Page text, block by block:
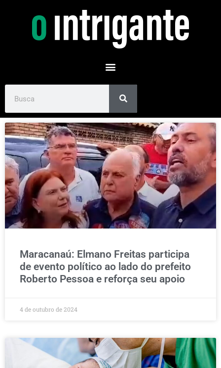
Maracanaú: Elmano Freitas participa
de evento político ao lado do prefeito
Roberto Pessoa e reforça seu apoio
4 de outubro de 2024